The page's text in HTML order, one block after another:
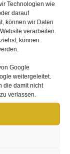
Technologien wie
darauf
können wir Daten
verarbeiten.
können
Google
weitergeleitet.
die damit nicht
verlassen.